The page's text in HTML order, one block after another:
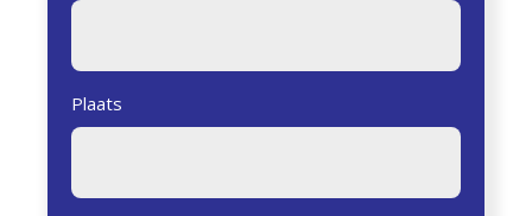
Plaats